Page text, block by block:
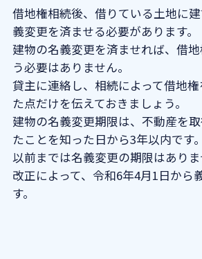
借地権相続後、借りている土地に
義変更を済ませる必要があります。
建物の名義変更を済ませれば、借
う必要はありません。
貸主に連絡し、相続によって借地
た点だけを伝えておきましょう。
建物の名義変更期限は、不動産を
たことを知った日から3年以内です。
以前までは名義変更の期限はあり
改正によって、令和6年4月1日から
す。